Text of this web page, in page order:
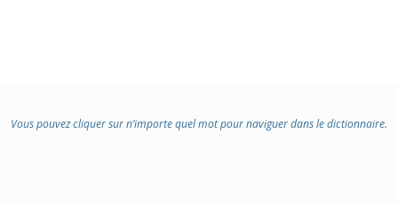
Vous pouvez cliquer sur n’importe quel mot pour naviguer dans le dictionnaire.